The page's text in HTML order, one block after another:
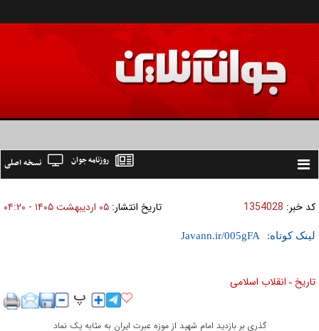
Toggle
نسخه اصلی روزنامه جوان
کد خبر: 1354028 تاریخ انتشار: ۰۵ ارديبهشت ۱۴۰۵ - ۰۴:۲۰
لینک کوتاه:
تاریخ » انقلاب اسلامی
گذری بر بازدید امام شهید از موزه عبرت ایران به مثابه یک نماد